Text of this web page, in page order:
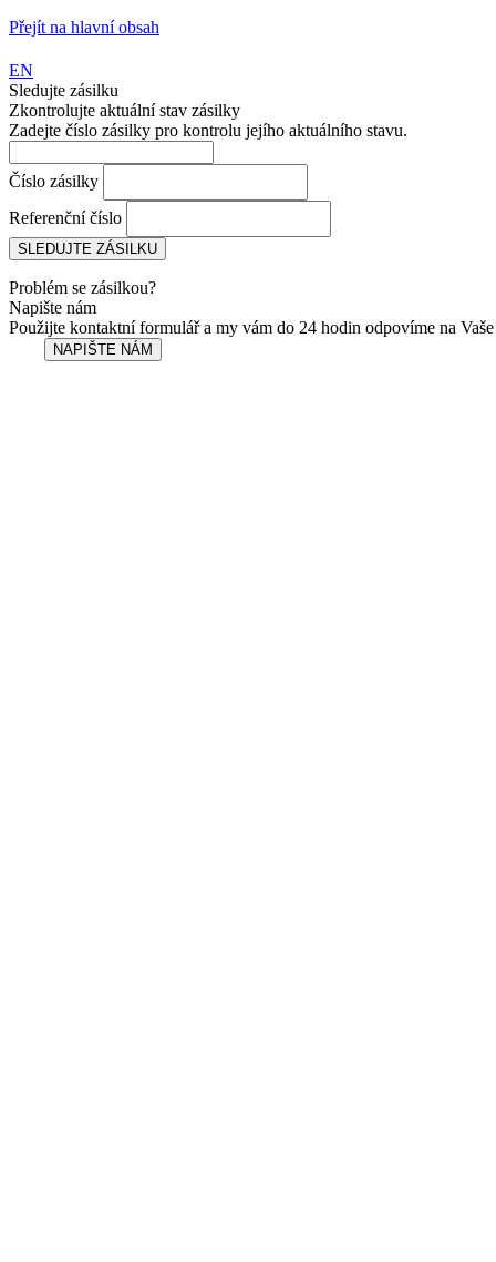
Přejít na hlavní obsah
EN
Sledujte zásilku
Zkontrolujte aktuální stav zásilky
Zadejte číslo zásilky pro kontrolu jejího aktuálního stavu.
Číslo zásilky
Referenční číslo
Problém se zásilkou?
Napište nám
Použijte kontaktní formulář a my vám do 24 hodin odpovíme na